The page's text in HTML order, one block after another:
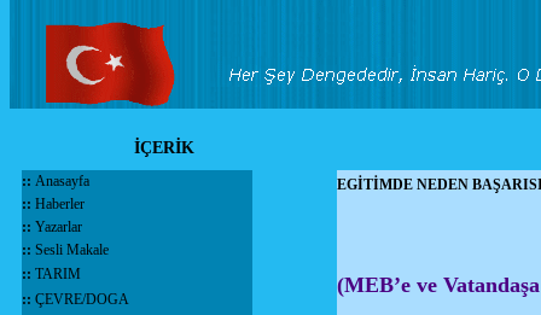
İÇERİK
:: Anasayfa
:: Haberler
:: Yazarlar
:: Sesli Makale
:: TARIM
:: ÇEVRE/DOGA
EGİTİMDE NEDEN
(MEB’e ve